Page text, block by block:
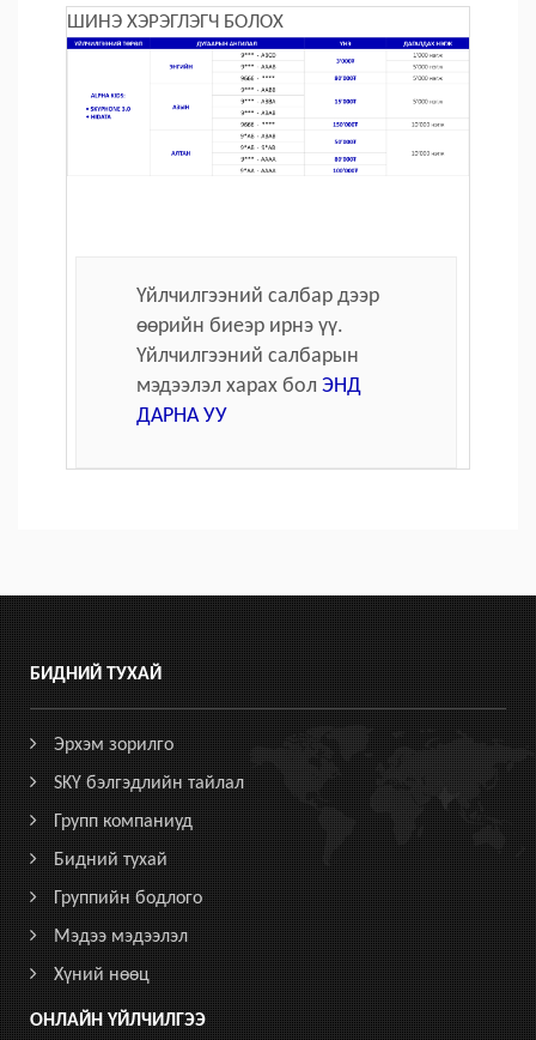
ШИНЭ ХЭРЭГЛЭГЧ БОЛОХ
Үйлчилгээний салбар дээр
өөрийн биеэр ирнэ үү.
Үйлчилгээний салбарын
мэдээлэл харах бол ЭНД
ДАРНА УУ
БИДНИЙ ТУХАЙ
Эрхэм зорилго
SKY бэлгэдлийн тайлал
Групп компаниуд
Бидний тухай
Группийн бодлого
Мэдээ мэдээлэл
Хүний нөөц
ОНЛАЙН ҮЙЛЧИЛГЭЭ